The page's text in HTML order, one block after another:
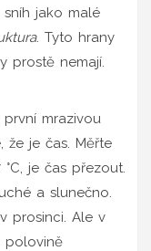
sníh jako malé
. Tyto hrany
prostě nemají.
mrazivou
že je čas. Měřte
je čas přezout.
a slunečno.
prosinci. Ale v
polovině